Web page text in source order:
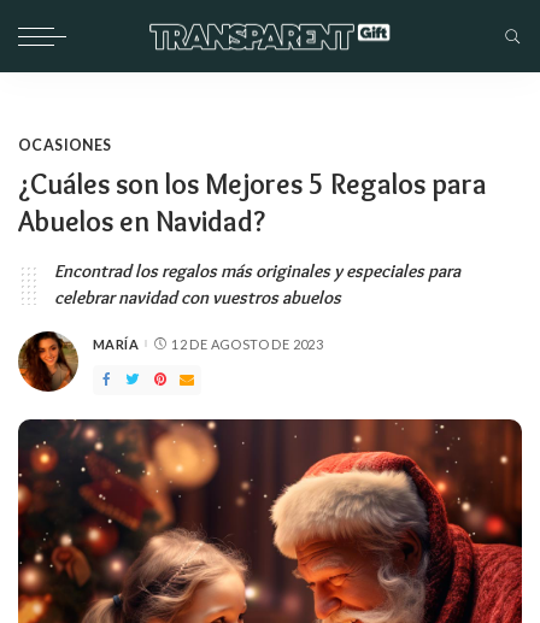
OCASIONES
¿Cuáles son los Mejores 5 Regalos para
Abuelos en Navidad?
Encontrad los regalos más originales y especiales para
celebrar navidad con vuestros abuelos
PUBLICADO
MARÍA 12 DE AGOSTO DE 2023